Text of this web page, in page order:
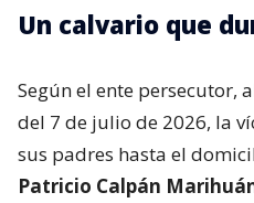
Un calvario que
Según el ente persecutor,
del 7 de julio de 2026, la
sus padres hasta el
Patricio Calpán